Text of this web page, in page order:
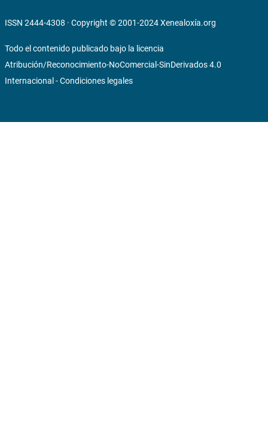
ISSN 2444-4308 · Copyright © 2001-2024Xenealoxía.org
Todo el contenido publicado bajo la licencia
Atribución/Reconocimiento-NoComercial-SinDerivados 4.0
Internacional -Condiciones legales